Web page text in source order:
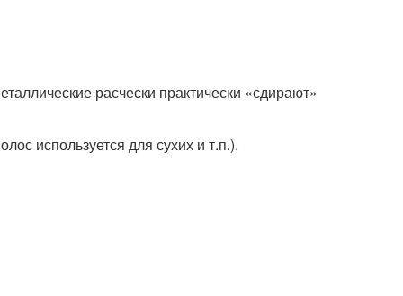
расчески практически «сдирают»
используется для сухих и т.п.).